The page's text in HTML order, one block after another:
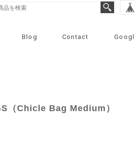
Blog Contact
（Chicle Bag Medium）